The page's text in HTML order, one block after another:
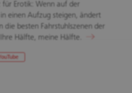
für Erotik: Wenn auf der
einen Aufzug steigen, ändert
die besten Fahrstuhlszenen der
Hälfte, meine Hälfte.